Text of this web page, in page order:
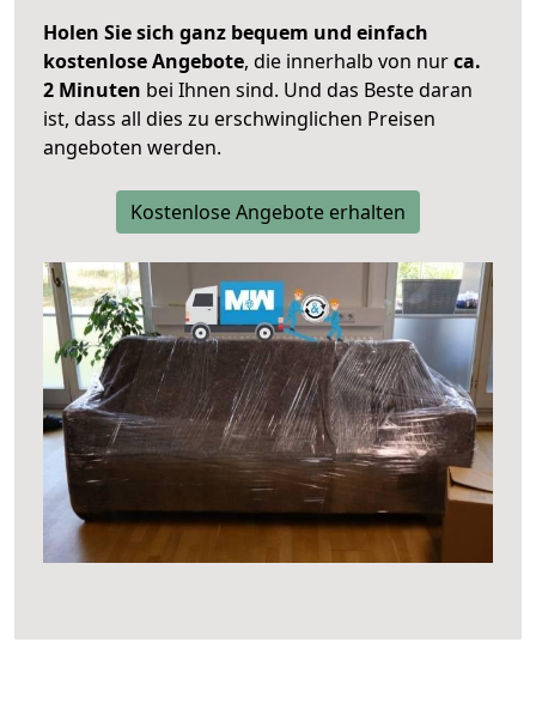
Holen Sie sich ganz bequem und einfach
kostenlose Angebote, die innerhalb von nurca.
2 Minuten bei Ihnen sind. Und das Beste daran
ist, dass all dies zu erschwinglichen Preisen
angeboten werden.
Kostenlose Angebote erhalten